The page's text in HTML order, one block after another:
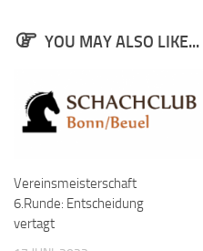
YOU MAY ALSO LIKE...
Vereinsmeisterschaft
6.Runde: Entscheidung
vertagt